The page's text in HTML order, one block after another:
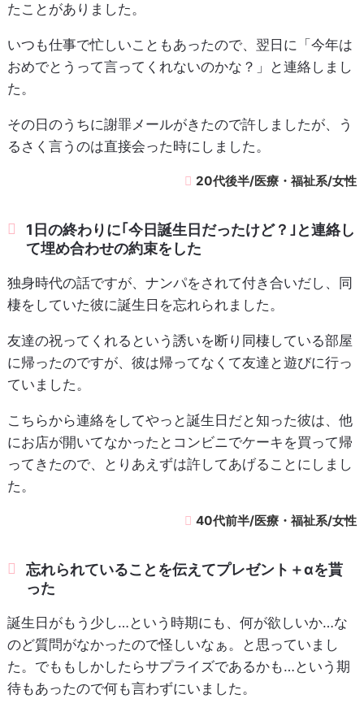
たことがありました。
いつも仕事で忙しいこともあったので、翌日に「今年は
おめでとうって言ってくれないのかな？」と連絡しまし
た。
その日のうちに謝罪メールがきたので許しましたが、う
るさく言うのは直接会った時にしました。
20代後半/医療・福祉系/女性
1日の終わりに｢今日誕生日だったけど？｣と連絡し
て埋め合わせの約束をした
独身時代の話ですが、ナンパをされて付き合いだし、同
棲をしていた彼に誕生日を忘れられました。
友達の祝ってくれるという誘いを断り同棲している部屋
に帰ったのですが、彼は帰ってなくて友達と遊びに行っ
ていました。
こちらから連絡をしてやっと誕生日だと知った彼は、他
にお店が開いてなかったとコンビニでケーキを買って帰
ってきたので、とりあえずは許してあげることにしまし
た。
40代前半/医療・福祉系/女性
忘れられていることを伝えてプレゼント＋αを貰
った
誕生日がもう少し…という時期にも、何が欲しいか…な
のど質問がなかったので怪しいなぁ。と思っていまし
た。でももしかしたらサプライズであるかも…という期
待もあったので何も言わずにいました。